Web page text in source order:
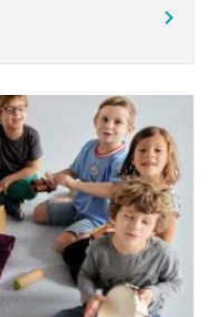
chevron_right